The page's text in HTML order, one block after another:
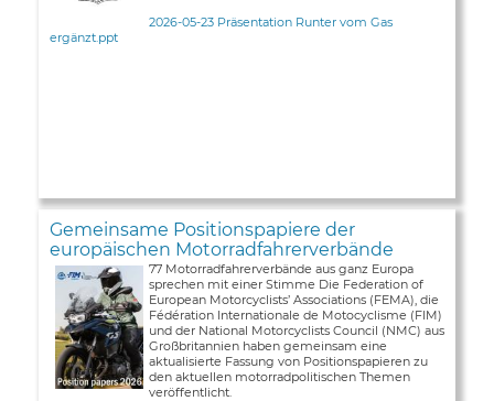
2026-05-23 Präsentation Runter vom Gas
ergänzt.ppt
Gemeinsame Positionspapiere der
europäischen Motorradfahrerverbände
77 Motorradfahrerverbände aus ganz Europa
sprechen mit einer Stimme Die Federation of
European Motorcyclists’ Associations (FEMA), die
Fédération Internationale de Motocyclisme (FIM)
und der National Motorcyclists Council (NMC) aus
Großbritannien haben gemeinsam eine
aktualisierte Fassung von Positionspapieren zu
den aktuellen motorradpolitischen Themen
veröffentlicht.